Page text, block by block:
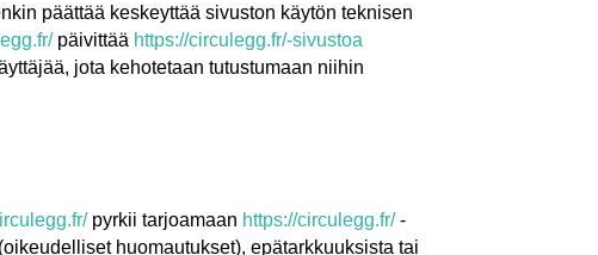
päättää keskeyttää sivuston käytön teknisen
päivittää https://circulegg.fr/-sivustoa
jota kehotetaan tutustumaan niihin
pyrkii tarjoamaan https://circulegg.fr/-
huomautukset), epätarkkuuksista tai